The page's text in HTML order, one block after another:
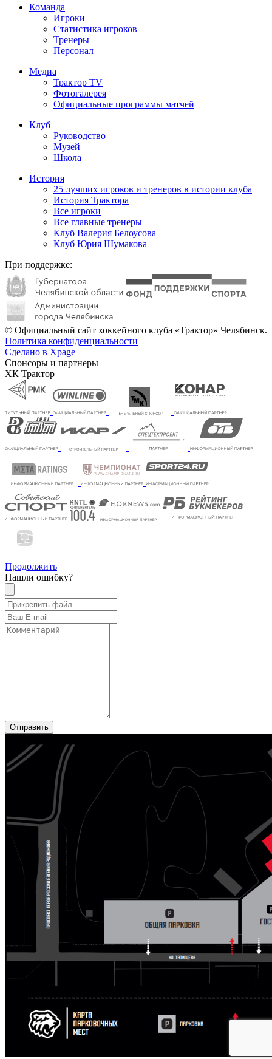
Команда
Игроки
Статистика игроков
Тренеры
Персонал
Медиа
Трактор TV
Фотогалерея
Официальные программы матчей
Клуб
Руководство
Музей
Школа
История
25 лучших игроков и тренеров в истории клуба
История Трактора
Все игроки
Все главные тренеры
Клуб Валерия Белоусова
Клуб Юрия Шумакова
При поддержке:
© Официальный сайт хоккейного клуба «Трактор» Челябинск.
Политика конфиденциальности
Сделано в Xpage
Спонсоры и партнеры
ХК Трактор
Продолжить
Нашли ошибку?